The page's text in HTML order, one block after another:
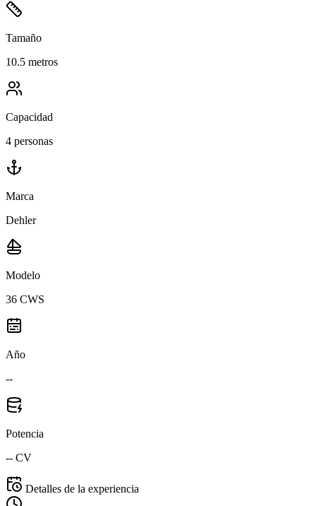
Tamaño
10.5 metros
Capacidad
4 personas
Marca
Dehler
Modelo
36 CWS
Año
--
Potencia
-- CV
Detalles de la experiencia